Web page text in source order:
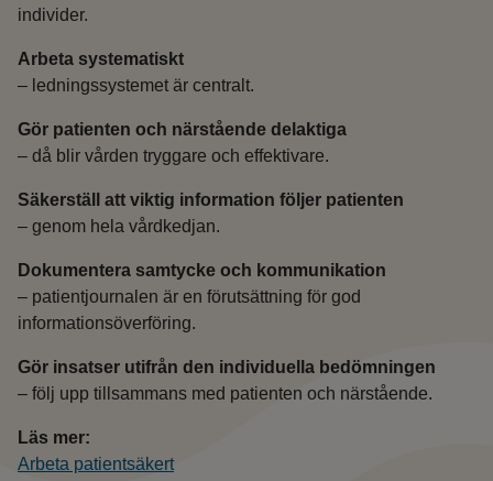
individer.
Arbeta systematiskt
– ledningssystemet är centralt.
Gör patienten och närstående delaktiga
– då blir vården tryggare och effektivare.
Säkerställ att viktig information följer patienten
– genom hela vårdkedjan.
Dokumentera samtycke och kommunikation
– patientjournalen är en förutsättning för god
informationsöverföring.
Gör insatser utifrån den individuella bedömningen
– följ upp tillsammans med patienten och närstående.
Läs mer:
Arbeta patientsäkert